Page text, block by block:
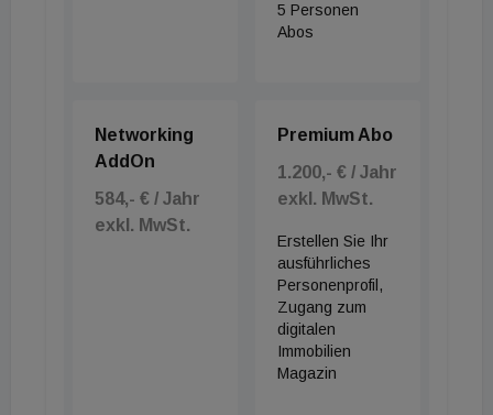
5 Personen
Abos
Networking
AddOn
584,- € / Jahr
exkl. MwSt.
Premium Abo
1.200,- € / Jahr
exkl. MwSt.
Erstellen Sie Ihr
ausführliches
Personenprofil,
Zugang zum
digitalen
Immobilien
Magazin